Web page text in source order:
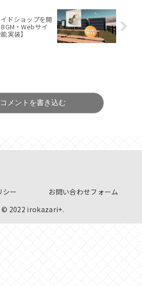
ドショップを開
・Webサイ
実装】
コメントを書き込む
シー
お問い合わせフォーム
© 2022 irokazari+.